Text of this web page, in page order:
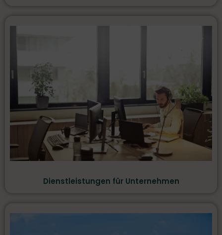
Dienstleistungen für Unternehmen